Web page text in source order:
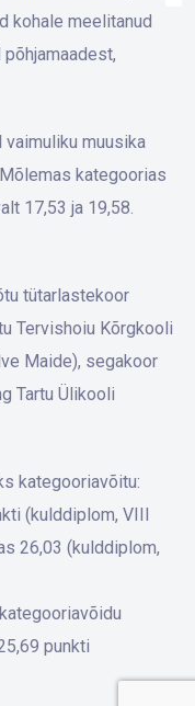
kohale meelitanud
muusika
kategoorias
17,53 ja 19,58.
tütarlastekoor
Tervishoiu Kõrgkooli
Maide), segakoor
Tartu Ülikooli
kategooriavõitu:
(kulddiplom, VIII
26,03 (kulddiplom,
punkti